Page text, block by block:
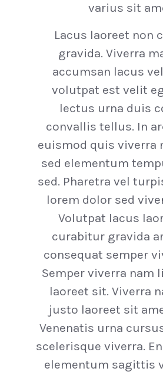
varius sit
Lacus laoreet non
gravida. Viverra
accumsan lacus
volutpat est velit
lectus urna duis
convallis tellus. In
euismod quis viverra
sed elementum
sed. Pharetra vel
lorem dolor sed
Volutpat lacus
curabitur gravida
consequat semper
Semper viverra nam
laoreet sit. Viverra
justo laoreet sit
Venenatis urna
scelerisque viverra.
elementum sagittis